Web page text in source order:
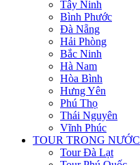
Tây Ninh
Bình Phước
Đà Nẵng
Hải Phòng
Bắc Ninh
Hà Nam
Hòa Bình
Hưng Yên
Phú Thọ
Thái Nguyên
Vĩnh Phúc
TOUR TRONG NƯỚC
Tour Đà Lạt